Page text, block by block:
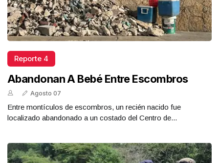
Reporte 4
Abandonan A Bebé Entre Escombros
Agosto 07
Entre montículos de escombros, un recién nacido fue
localizado abandonado a un costado del Centro de...